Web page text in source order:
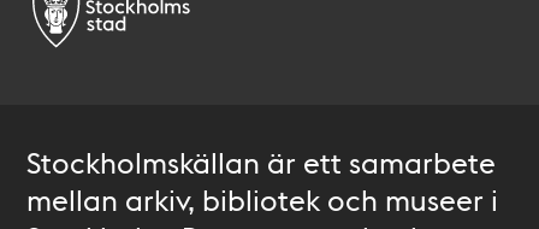
Stockholmskällan är ett samarbete
mellan arkiv, bibliotek och museer i